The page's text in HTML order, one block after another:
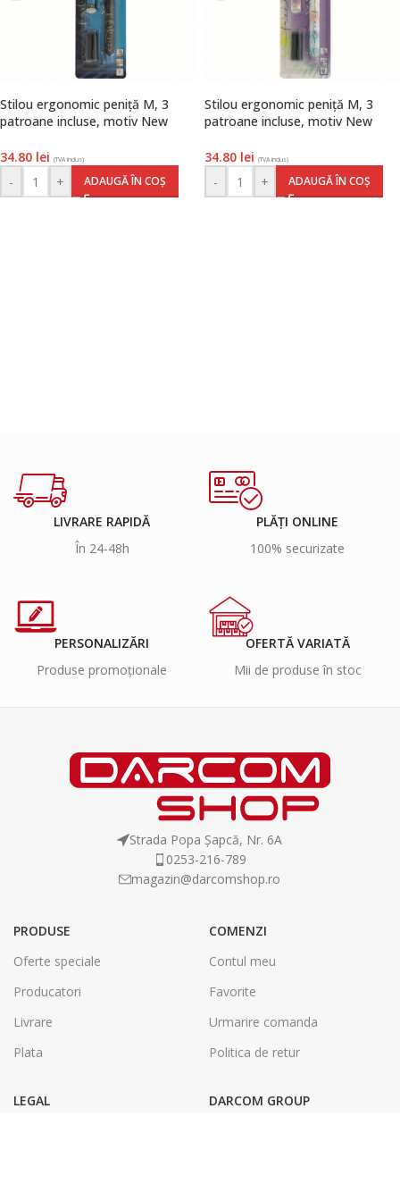
Stilou ergonomic peniță M, 3
patroane incluse, motiv New
34.80 lei (TVA inclus)
- + ADAUGĂ ÎN COȘ
Stilou ergonomic peniță M, 3
patroane incluse, motiv New
34.80 lei (TVA inclus)
- + ADAUGĂ ÎN COȘ
LIVRARE RAPIDĂ
În 24-48h
PLĂȚI ONLINE
100% securizate
PERSONALIZĂRI
Produse promoționale
OFERTĂ VARIATĂ
Mii de produse în stoc
Strada Popa Șapcă, Nr. 6A
0253-216-789
magazin@darcomshop.ro
PRODUSE
Oferte speciale
Producatori
Livrare
Plata
COMENZI
Contul meu
Favorite
Urmarire comanda
Politica de retur
LEGAL
DARCOM GROUP